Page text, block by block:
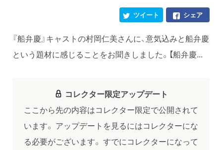
シェア
ツイート
『船弁慶』キャストの村岡仁美さんに、意気込みと船弁慶
という題材に感じることをお聞きしました。【船弁慶...
コレクター限定アップデート
ここから先の内容はコレクター限定で公開されて
います。 アップデートを見るにはコレクターにな
る必要がございます。 すでにコレクターになって